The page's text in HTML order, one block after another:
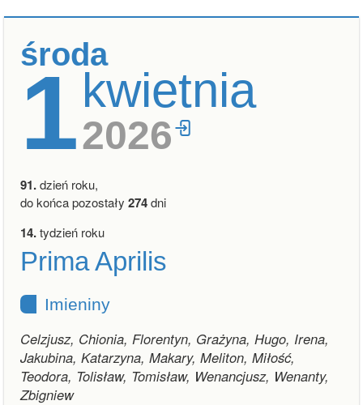
środa
1kwietnia
2026
91.dzień roku,
do końca pozostały 274dni
14.tydzień roku
Prima Aprilis
Imieniny
Celzjusz, Chionia, Florentyn, Grażyna, Hugo, Irena,
Jakubina, Katarzyna, Makary, Meliton, Miłość,
Teodora, Tolisław, Tomisław, Wenancjusz, Wenanty,
Zbigniew